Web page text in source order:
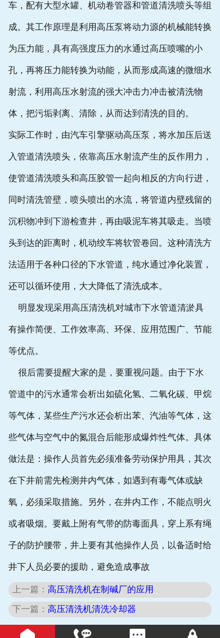
车，配有大型水罐、机动卷管器和管道清洗喷头等组
成。其工作原理是利用高压泵将动力源的机械能转换
为压力能，具有高强度压力的水通过高压喷嘴的小
孔，再将压力能转换为动能，从而形成高速的微细水
射流，利用高压水射流的强大冲击力冲击被清洗物
体，把污垢剥离、清除，从而达到清洗的目的。
实际工作时，由汽车引擎驱动高压泵，将水加压后送
入管道清洗喷头，依靠高压水射流产生的反作用力，
使管道清洗喷头和高压胶管一起向相反的方向行进，
同时清洗管壁，喷头喷出的水流，将管道内壁残留的
沉积物冲到下游检查井，再由吸泥车将其吸走。当喷
头到达的距离时，机动绞车将软管卷回。这种清洗方
法适用于各种口径的下水管道，纯水通过净化装置，
还可以循环使用，大大降低了清洗成本。
明显发现采用高压清洗机对城市下水管道清淤具
有操作简便、工作效率高、环保、应用范围广、节能
等优点。
很后需要提醒大家的是，要重视问题。由于下水
管道中的污水通常会析出如硫化氢、二氧化碳、甲烷
等气体，某些生产污水还会析出苯、汽油等气体，这
些气体与空气中的氮混合后能形成爆炸性气体。具体
做法是：操作人员首先必须准备劳动保护用具，其次
在下井前需先检测井内气体，如遇到有毒气体或缺
氧，必须采取措施。另外，在井内工作，不能点明火
或者吸烟。要戴上附有气带的防毒面具，穿上系有绳
子的防护腰带，井上要有其他操作人员，以备适时给
井下人员必要的援助，避免造成事故
上一篇： 高压清洗机在制碱厂的应用
下一篇： 高压清洗机清洗冷却器